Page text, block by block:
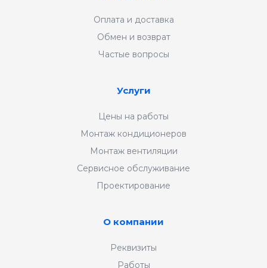
Оплата и доставка
Обмен и возврат
Частые вопросы
Услуги
Цены на работы
Монтаж кондиционеров
Монтаж вентиляции
Сервисное обслуживание
Проектирование
О компании
Реквизиты
Работы